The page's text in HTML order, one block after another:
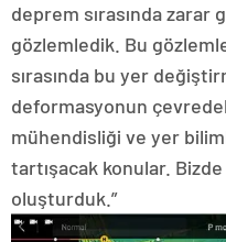
deprem sırasında
gözlemledik. Bu
sırasında bu yer
deformasyonun
mühendisliği ve yer
tartışacak konular.
oluşturduk.”